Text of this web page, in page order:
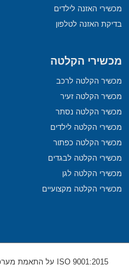
מכשירי האזנה לילדים
בדיקת האזנה לטלפון
מכשירי הקלטה
מכשיר הקלטה לרכב
מכשיר הקלטה זעיר
מכשיר הקלטה נסתר
מכשירי הקלטה לילדים
מכשיר הקלטה כפתור
מכשירי הקלטה לבגדים
מכשירי הקלטה לגן
מכשירי הקלטה מקצועיים
ISO 9001:2015 על התאמת מערכת ניהול האיכות של הארגון בדרישות